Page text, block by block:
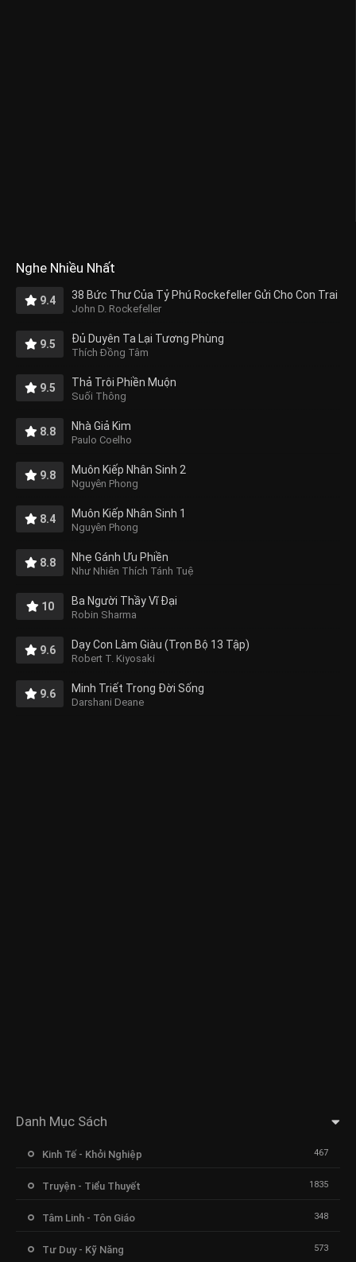
Nghe Nhiều Nhất
9.4 38 Bức Thư Của Tỷ Phú Rockefeller Gửi Cho Con Trai
John D. Rockefeller
9.5 Đủ Duyên Ta Lại Tương Phùng
Thích Đồng Tâm
9.5 Thả Trôi Phiền Muộn
Suối Thông
8.8 Nhà Giả Kim
Paulo Coelho
9.8 Muôn Kiếp Nhân Sinh 2
Nguyên Phong
8.4 Muôn Kiếp Nhân Sinh 1
Nguyên Phong
8.8 Nhẹ Gánh Ưu Phiền
Như Nhiên Thích Tánh Tuệ
10 Ba Người Thầy Vĩ Đại
Robin Sharma
9.6 Dạy Con Làm Giàu (Trọn Bộ 13 Tập)
Robert T. Kiyosaki
9.6 Minh Triết Trong Đời Sống
Darshani Deane
Danh Mục Sách
Kinh Tế - Khởi Nghiệp 467
Truyện - Tiểu Thuyết 1835
Tâm Linh - Tôn Giáo 348
Tư Duy - Kỹ Năng 573